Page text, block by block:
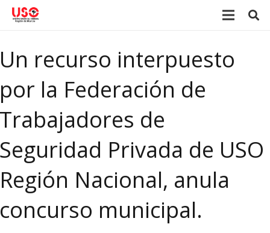
Un recurso interpuesto
por la Federación de
Trabajadores de
Seguridad Privada de USO
Región Nacional, anula
concurso municipal.